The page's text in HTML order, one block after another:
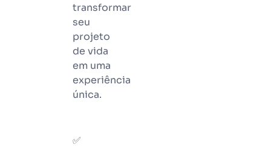
transformar
seu
projeto
de vida
em uma
experiência
única.
✅